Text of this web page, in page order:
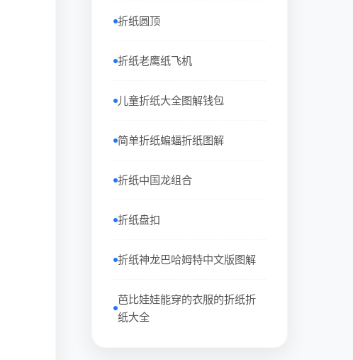
折纸圆顶
折纸老鹰纸飞机
儿童折纸大全图解钱包
简单折纸蝙蝠折纸图解
折纸中国龙组合
折纸盘扣
折纸神龙巴哈姆特中文版图解
芭比娃娃能穿的衣服的折纸折
纸大全